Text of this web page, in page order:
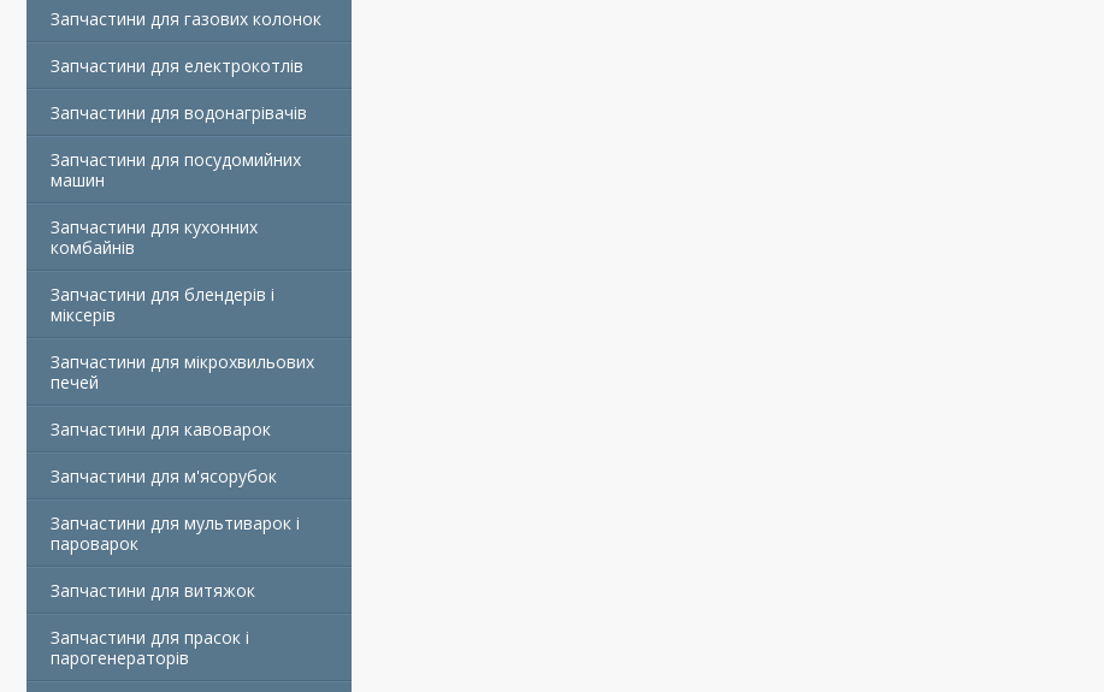
Запчастини для газових колонок
Запчастини для електрокотлів
Запчастини для водонагрівачів
Запчастини для посудомийних
машин
Запчастини для кухонних
комбайнів
Запчастини для блендерів і
міксерів
Запчастини для мікрохвильових
печей
Запчастини для кавоварок
Запчастини для м'ясорубок
Запчастини для мультиварок і
пароварок
Запчастини для витяжок
Запчастини для прасок і
парогенераторів